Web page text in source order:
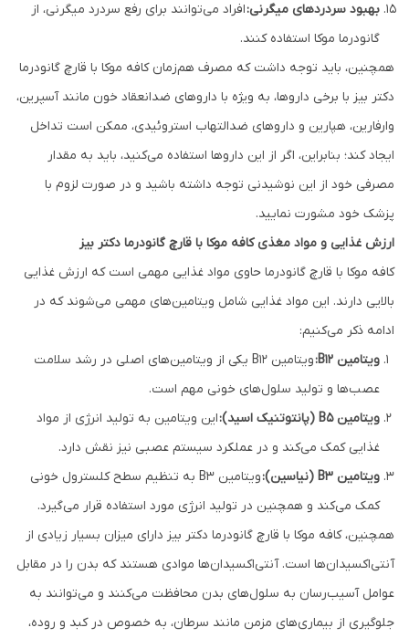
بهبود سردردهای میگرنی:افراد می‌توانند برای رفع سردرد میگرنی، از
گانودرما موکا استفاده کنند.
همچنین، باید توجه داشت که مصرف هم‌زمان کافه موکا با قارچ گانودرما
دکتر بیز با برخی داروها، به ویژه با داروهای ضدانعقاد خون مانند آسپرین،
وارفارین، هپارین و داروهای ضدالتهاب استروئیدی، ممکن است تداخل
ایجاد کند؛ بنابراین، اگر از این داروها استفاده می‌کنید، باید به مقدار
مصرفی خود از این نوشیدنی توجه داشته باشید و در صورت لزوم با
پزشک خود مشورت نمایید.
ارزش غذایی و مواد مغذی کافه موکا با قارچ گانودرما دکتر بیز
کافه موکا با قارچ گانودرما حاوی مواد غذایی مهمی است که ارزش غذایی
بالایی دارند. این مواد غذایی شامل ویتامین‌های مهمی می‌شوند که در
ادامه ذکر می‌کنیم:
ویتامین B12:
ویتامین B12 یکی از ویتامین‌های اصلی در رشد سلامت
عصب‌ها و تولید سلول‌های خونی مهم است.
ویتامین B5 (پانتوتنیک اسید):
این ویتامین به تولید انرژی از مواد
غذایی کمک می‌کند و در عملکرد سیستم عصبی نیز نقش دارد.
ویتامین B3 (نیاسین):
ویتامین B3 به تنظیم سطح کلسترول خونی
کمک می‌کند و همچنین در تولید انرژی مورد استفاده قرار می‌گیرد.
همچنین، کافه موکا با قارچ گانودرما دکتر بیز دارای میزان بسیار زیادی از
آنتی‌اکسیدان‌ها است. آنتی‌اکسیدان‌ها موادی هستند که بدن را در مقابل
عوامل آسیب‌رسان به سلول‌های بدن محافظت می‌کنند و می‌توانند به
جلوگیری از بیماری‌های مزمن مانند سرطان، به خصوص در کبد و روده،